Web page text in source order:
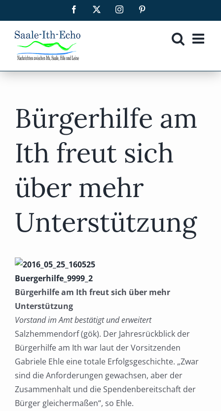
Inhalt
springen
Facebook Instagram
Bürgerhilfe am
Ith freut sich
über mehr
Unterstützung
Bürgerhilfe am Ith freut sich über mehr
Unterstützung
Vorstand im Amt bestätigt und erweitert
Salzhemmendorf (gök). Der Jahresrückblick der
Bürgerhilfe am Ith war laut der Vorsitzenden
Gabriele Ehle eine totale Erfolgsgeschichte. „Zwar
sind die Anforderungen gewachsen, aber der
Zusammenhalt und die Spendenbereitschaft der
Bürger gleichermaßen“, so Ehle.